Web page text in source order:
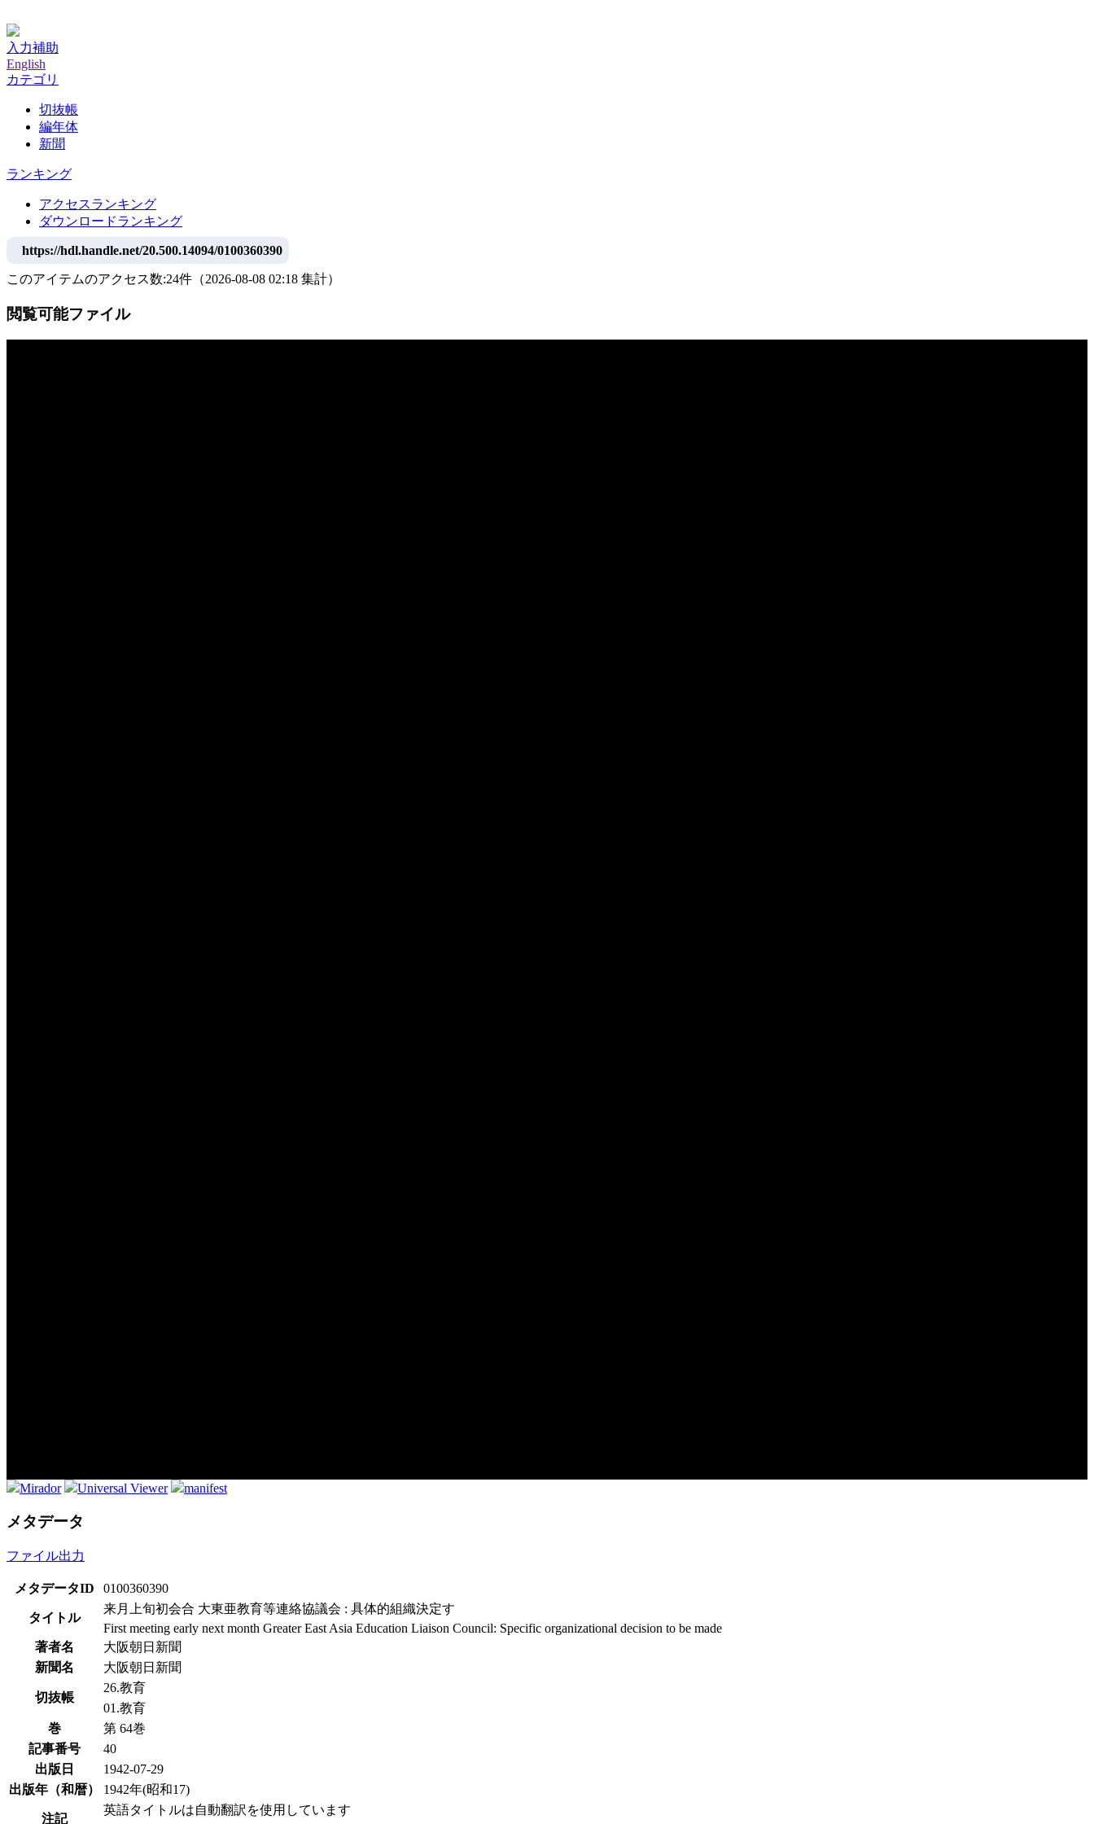
入力補助
English
カテゴリ
切抜帳
編年体
新聞
ランキング
アクセスランキング
ダウンロードランキング
https://hdl.handle.net/20.500.14094/0100360390
このアイテムのアクセス数:24件 （2026-08-08 02:18 集計）
閲覧可能ファイル
Mirador Universal Viewer manifest
メタデータ
ファイル出力
メタデータID 0100360390
タイトル
来月上旬初会合 大東亜教育等連絡協議会 : 具体的組織決定す
First meeting early next month Greater East Asia Education Liaison Council: Specific organizational decision to be made
著者名
大阪朝日新聞
新聞名
大阪朝日新聞
切抜帳
26.教育
01.教育
巻
第 64巻
記事番号
40
出版日
1942-07-29
出版年（和暦）
1942年(昭和17)
注記
英語タイトルは自動翻訳を使用しています